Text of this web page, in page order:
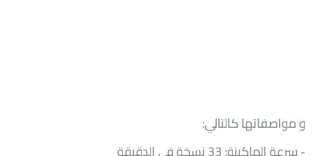
و مواصفاتها كالتالي: